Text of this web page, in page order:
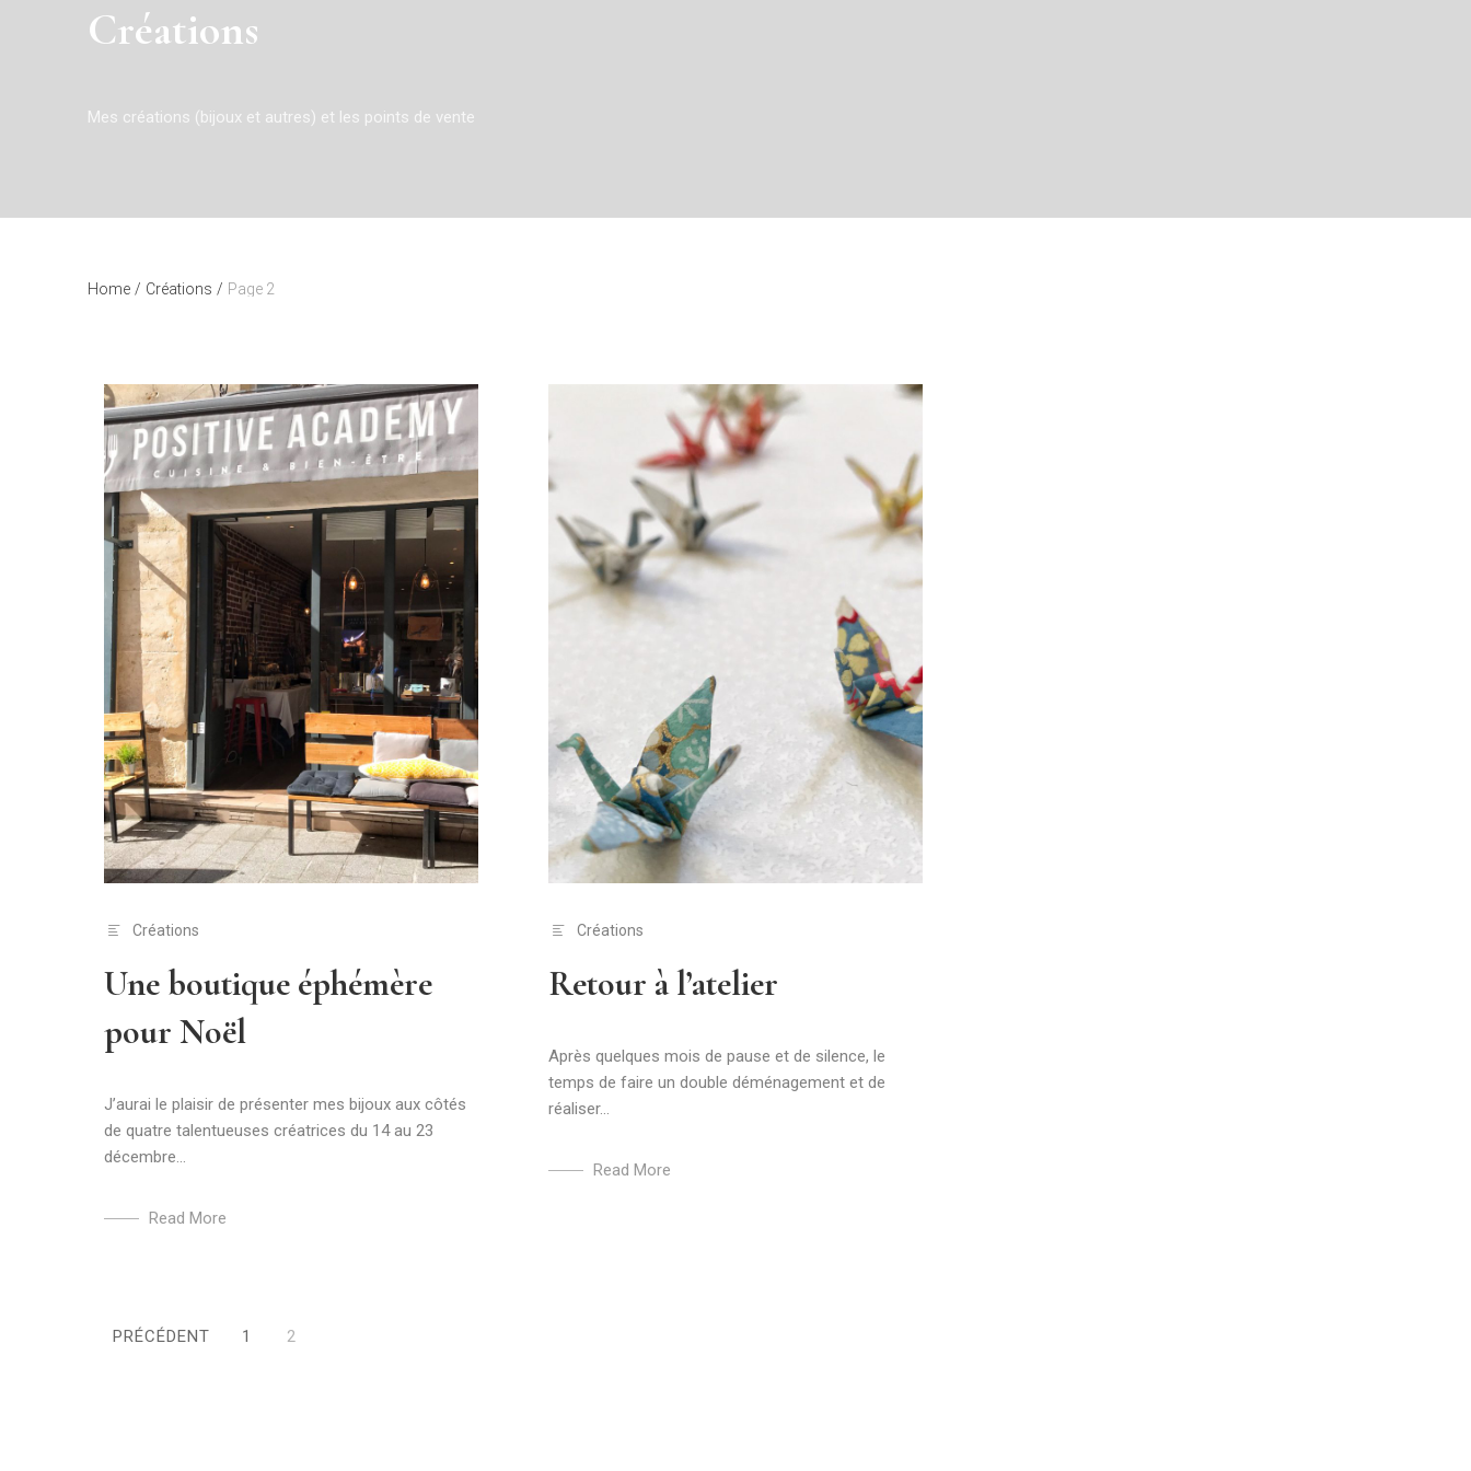
Créations
Mes créations (bijoux et autres) et les points de vente
Home / Créations / Page 2
Créations
Une boutique éphémère
pour Noël
J’aurai le plaisir de présenter mes bijoux aux côtés
de quatre talentueuses créatrices du 14 au 23
décembre...
Read More
Créations
Retour à l’atelier
Après quelques mois de pause et de silence, le
temps de faire un double déménagement et de
réaliser...
Read More
Navigation
PRÉCÉDENT 1 2